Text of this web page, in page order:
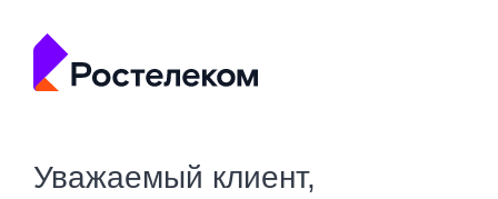
Уважаемый клиент,